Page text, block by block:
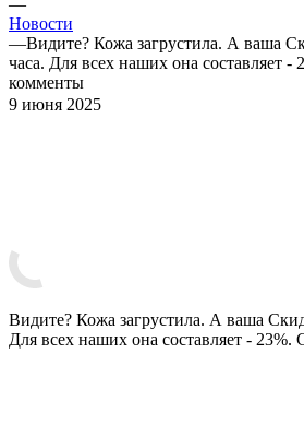
Новости
—Видите? Кожа загрустила. А ваша
часа. Для всех наших она составляет -
комменты
9 июня 2025
Видите? Кожа загрустила. А ваша
Для всех наших она составляет - 23%.